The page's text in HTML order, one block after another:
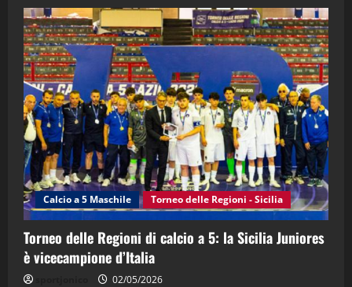
2 28/04/2026
3
"SportEmpire" in Podcast
“SportEmpire” in Podcast: 28^ Puntata
(Martedi 21 Aprile 2026)
21/04/2026
4
"SportEmpire" in Podcast Sport News
“SportEmpire” in Podcast: 27^ Puntata
(Martedi 14 Aprile 2026)
15/04/2026
"SportEmpire" in Podcast
“SportEmpire” in Podcast: 26^ Puntata
Calcio a 5 Maschile Torneo delle Regioni - Sicilia
Torneo delle Regioni di calcio a 5: la Sicilia Juniores
è vicecampione d’Italia
02/05/2026